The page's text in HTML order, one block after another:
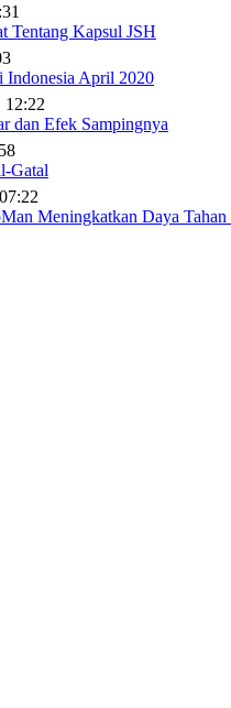
Tentang Kapsul JSH
Indonesia April 2020
12:22
dan Efek Sampingnya
Gatal
Meningkatkan Daya Tahan